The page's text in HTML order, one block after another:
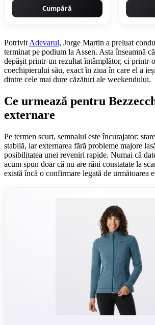
Cumpără
Potrivit Adevarul, Jorge Martin a preluat
terminat pe podium la Assen. Asta înseamnă
depășit printr-un rezultat întâmplător, ci printr-
coechipierului său, exact în ziua în care el a
dintre cele mai dure căzături ale weekendului.
Ce urmează pentru
externare
Pe termen scurt, semnalul este încurajator:
stabilă, iar externarea fără probleme majore
posibilitatea unei reveniri rapide. Numai că
acum spun doar că nu are răni constatate la
există încă o confirmare legată de următoarea